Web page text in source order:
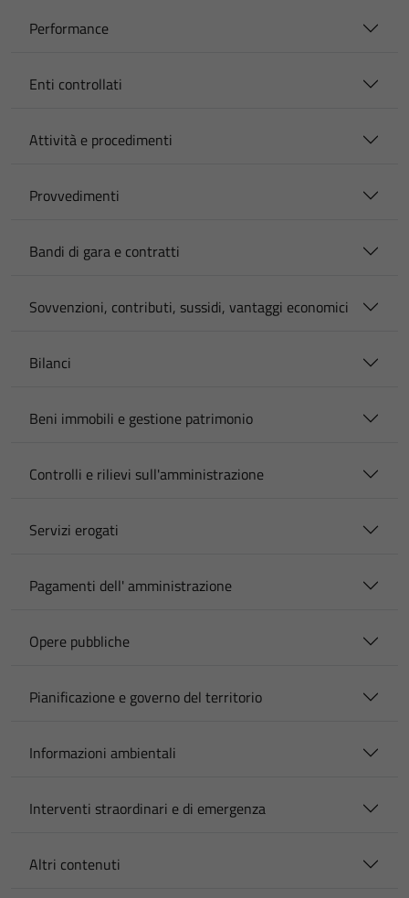
Performance
Enti controllati
Attività e procedimenti
Provvedimenti
Bandi di gara e contratti
Sovvenzioni, contributi, sussidi, vantaggi economici
Bilanci
Beni immobili e gestione patrimonio
Controlli e rilievi sull'amministrazione
Servizi erogati
Pagamenti dell' amministrazione
Opere pubbliche
Pianificazione e governo del territorio
Informazioni ambientali
Interventi straordinari e di emergenza
Altri contenuti